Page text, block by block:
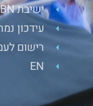
ישיבת EBN
עידכון
רישום
EN